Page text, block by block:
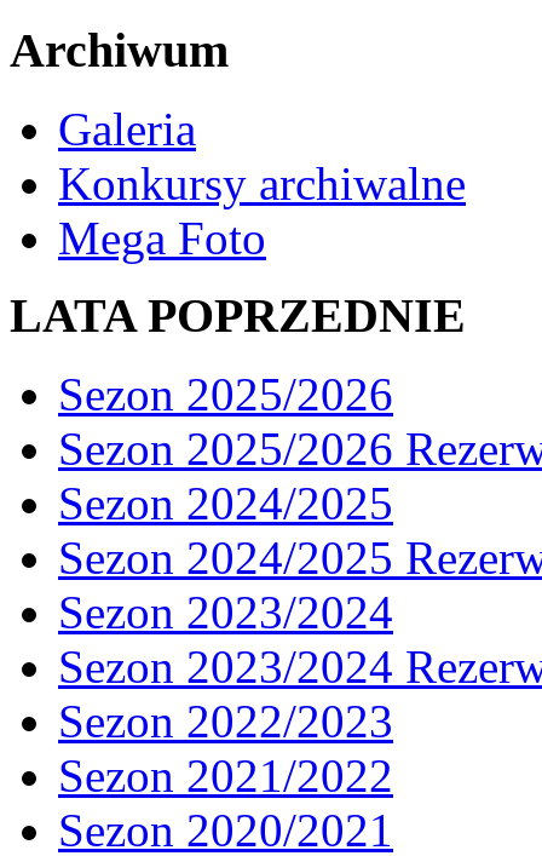
Archiwum
Galeria
Konkursy archiwalne
Mega Foto
LATA POPRZEDNIE
Sezon 2025/2026
Sezon 2025/2026
Sezon 2024/2025
Sezon 2024/2025
Sezon 2023/2024
Sezon 2023/2024
Sezon 2022/2023
Sezon 2021/2022
Sezon 2020/2021